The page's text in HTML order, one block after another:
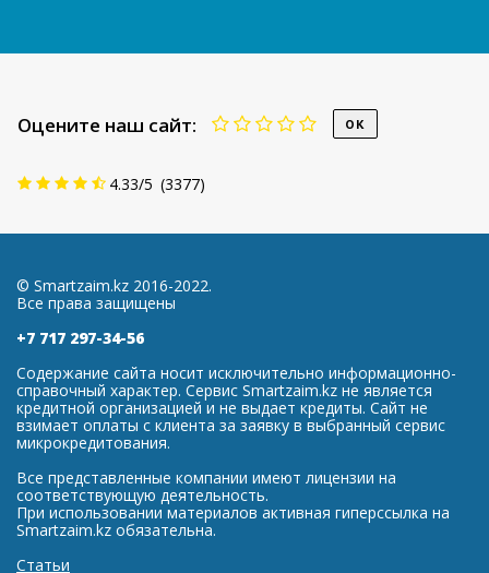
Оцените наш сайт:
4.33/5 (3377)
© Smartzaim.kz 2016-2022.
Все права защищены
+7 717 297-34-56
Содержание сайта носит исключительно информационно-
справочный характер. Сервис Smartzaim.kz не является
кредитной организацией и не выдает кредиты. Сайт не
взимает оплаты с клиента за заявку в выбранный сервис
микрокредитования.
Все представленные компании имеют лицензии на
соответствующую деятельность.
При использовании материалов активная гиперссылка на
Smartzaim.kz обязательна.
Статьи